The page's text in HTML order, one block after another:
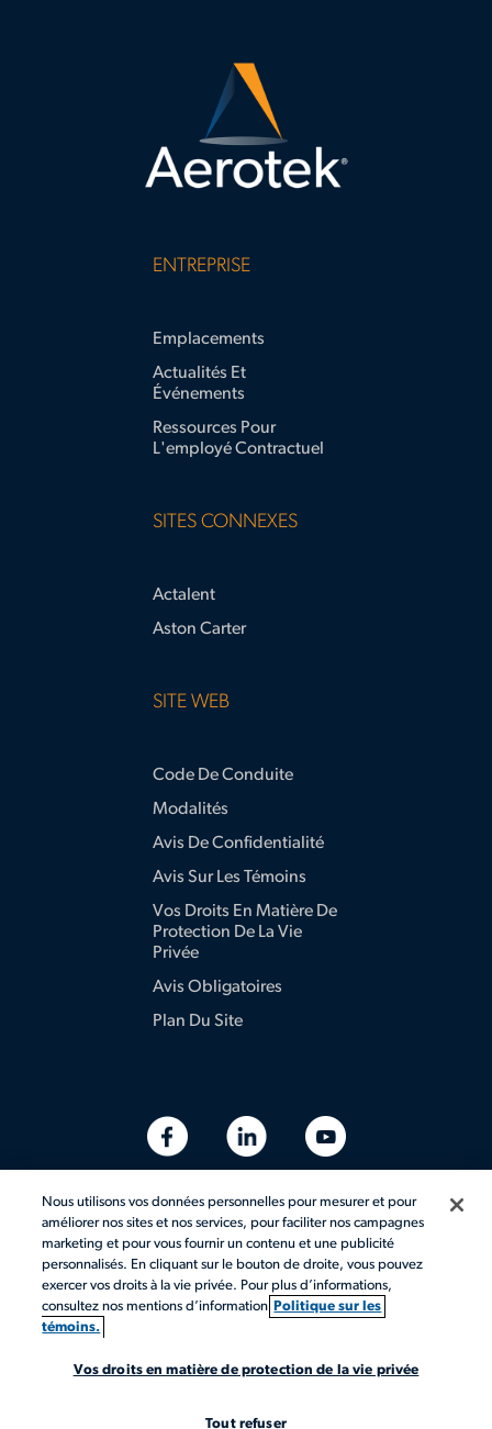
ENTREPRISE
Emplacements
Actualités Et
Événements
Ressources Pour
L'employé Contractuel
SITES CONNEXES
Actalent
Aston Carter
SITE WEB
Code De Conduite
Modalités
Avis De Confidentialité
Avis Sur Les Témoins
Vos Droits En Matière De
Protection De La Vie
Privée
Avis Obligatoires
Plan Du Site
© 2026 Aerotek, Inc. Tous droits réservés.
Nous utilisons vos données personnelles pour mesurer et pour
améliorer nos sites et nos services, pour faciliter nos campagnes
marketing et pour vous fournir un contenu et une publicité
personnalisés. En cliquant sur le bouton de droite, vous pouvez
exercer vos droits à la vie privée. Pour plus d’informations,
consultez nos mentions d’information
Politique sur les
témoins.
Vos droits en matière de protection de la vie privée
Tout refuser